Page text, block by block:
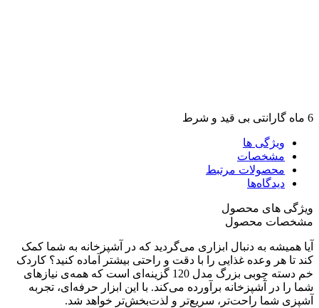
6 ماه گارانتی بی قید و شرط
ویژگی ها
مشخصات
محصولات مرتبط
دیدگاه‌ها
ویژگی های محصول
مشخصات محصول
آیا همیشه به دنبال ابزاری می‌گردید که در آشپزخانه به شما کمک
کند تا هر وعده غذایی را با دقت و راحتی بیشتر آماده کنید؟ کاردک
خم دسته چوبی بزرگ مدل 120 گزینه‌ای است که همه‌ی نیازهای
شما را در آشپزخانه برآورده می‌کند. با این ابزار حرفه‌ای، تجربه
آشپزی شما راحت‌تر، سریع‌تر و لذت‌بخش‌تر خواهد شد.